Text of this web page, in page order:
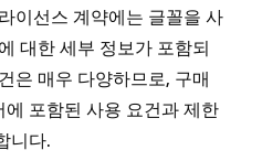
이선스 계약에는 글꼴을 사
대한 세부 정보가 포함되
은 매우 다양하므로, 구매
포함된 사용 요건과 제한
니다.